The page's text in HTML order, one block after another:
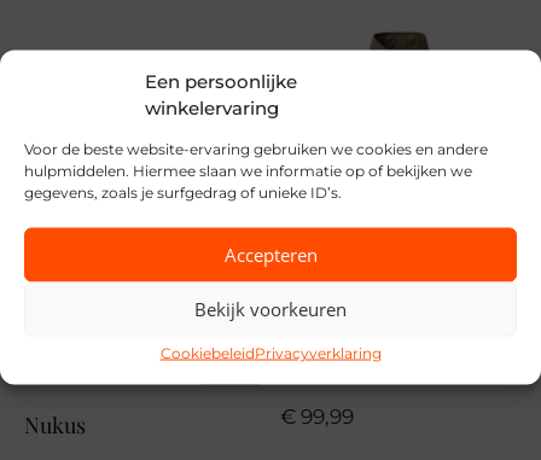
Een persoonlijke
winkelervaring
Voor de beste website-ervaring gebruiken we cookies en andere
hulpmiddelen. Hiermee slaan we informatie op of bekijken we
gegevens, zoals je surfgedrag of unieke ID’s.
Accepteren
Bekijk voorkeuren
CookiebeleidPrivacyverklaring
Vila
MPN
205790 Burnt Bri
Nukus € 99,99